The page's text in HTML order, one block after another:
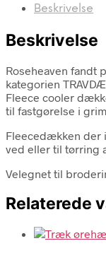
Beskrivelse
Beskrivelse
Roseheaven fandt
kategorien
Fleece cooler
til fastgørelse i
Fleecedækken der
ved eller til tørring
Velegnet til
Relaterede